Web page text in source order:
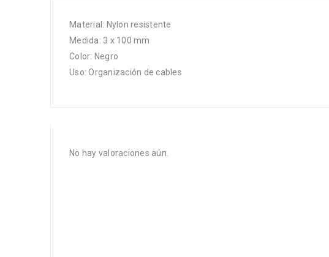
Material: Nylon resistente
Medida: 3 x 100 mm
Color: Negro
Uso: Organización de cables
No hay valoraciones aún.